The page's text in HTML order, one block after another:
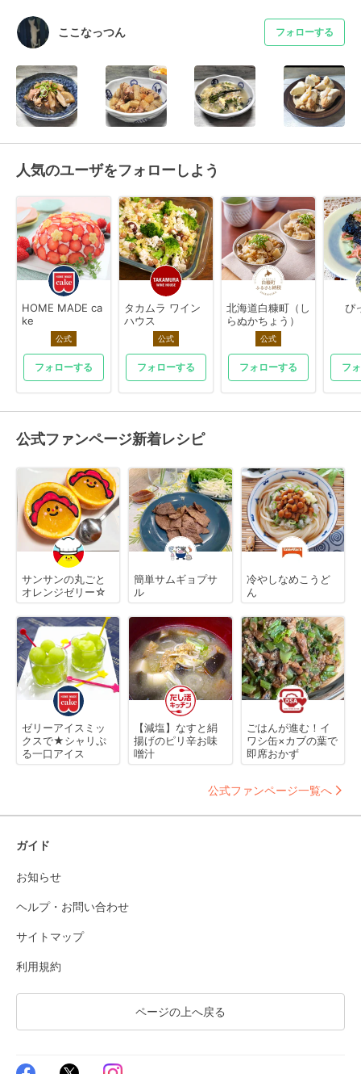
ここなっつん フォローする
人気のユーザをフォローしよう
HOME MADE ca
ke
公式
フォローする
タカムラ ワイン
ハウス
公式
フォローする
北海道白糠町（し
らぬかちょう）
公式
フォローする
ぴ
フ
公式ファンページ新着レシピ
サンサンの丸ごと
オレンジゼリー☆
簡単サムギョプサ
ル
冷やしなめこうど
ん
ゼリーアイスミッ
クスで★シャリぷ
る一口アイス
【減塩】なすと絹
揚げのピリ辛お味
噌汁
ごはんが進む！イ
ワシ缶×カブの葉で
即席おかず
公式ファンページ一覧へ
ガイド
お知らせ
ヘルプ・お問い合わせ
サイトマップ
利用規約
ページの上へ戻る